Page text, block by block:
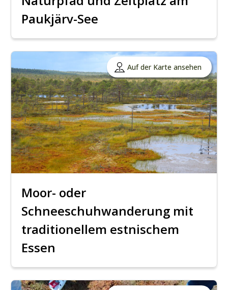
Paukjärv-See
Auf der Karte ansehen
Moor- oder
Schneeschuhwanderung mit
traditionellem estnischem
Essen